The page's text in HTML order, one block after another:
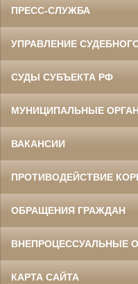
ПРЕСС-СЛУЖБА
УПРАВЛЕНИЕ
СУДЫ СУБЪЕКТА РФ
МУНИЦИПАЛЬНЫЕ
ВАКАНСИИ
ПРОТИВОДЕЙСТВИЕ
ОБРАЩЕНИЯ ГРАЖДАН
ВНЕПРОЦЕССУАЛЬНЫЕ
КАРТА САЙТА